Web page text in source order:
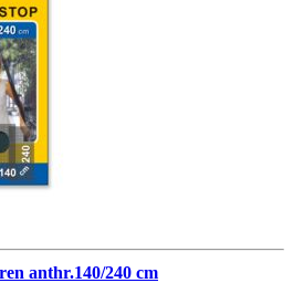
anthr.140/240 cm